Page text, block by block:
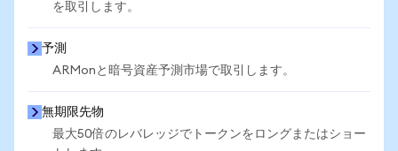
を取引します。
予測
ARMonと暗号資産予測市場で取引します。
無期限先物
最大50倍のレバレッジでトークンをロングまたはショー